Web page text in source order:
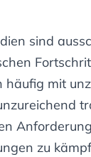
sind
häufig mit
zu